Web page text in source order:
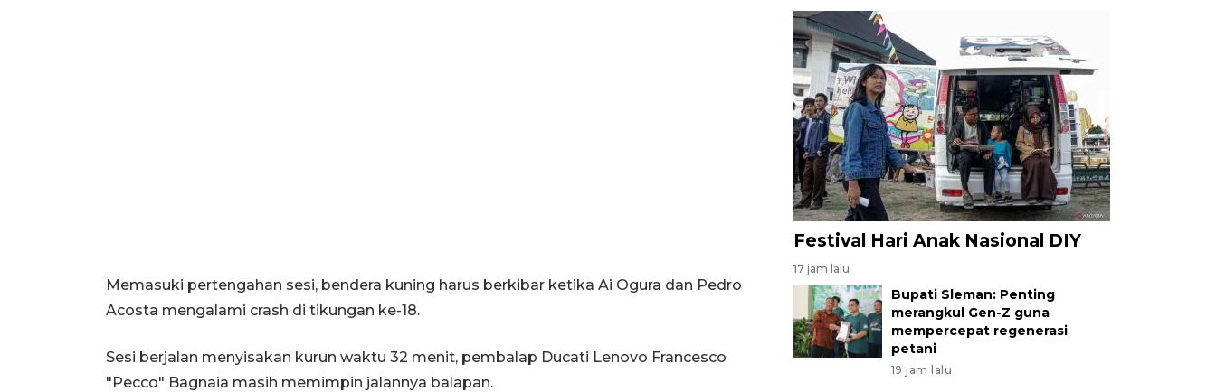
Memasuki pertengahan sesi, bendera kuning harus berkibar ketika Ai Ogura dan Pedro
Acosta mengalami crash di tikungan ke-18.
Sesi berjalan menyisakan kurun waktu 32 menit, pembalap Ducati Lenovo Francesco
"Pecco" Bagnaia masih memimpin jalannya balapan.
Festival Hari Anak Nasional DIY
17 jam lalu
Bupati Sleman: Penting
merangkul Gen-Z guna
mempercepat regenerasi
petani
19 jam lalu